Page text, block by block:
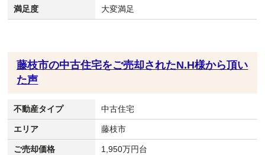
満足度 大変満足
藤枝市の中古住宅をご売却されたN.H様から頂い
た声
不動産タイプ 中古住宅
エリア 藤枝市
ご売却価格 1,950万円台